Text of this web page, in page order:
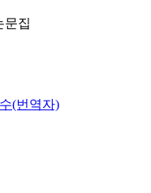
문집
(번역자)